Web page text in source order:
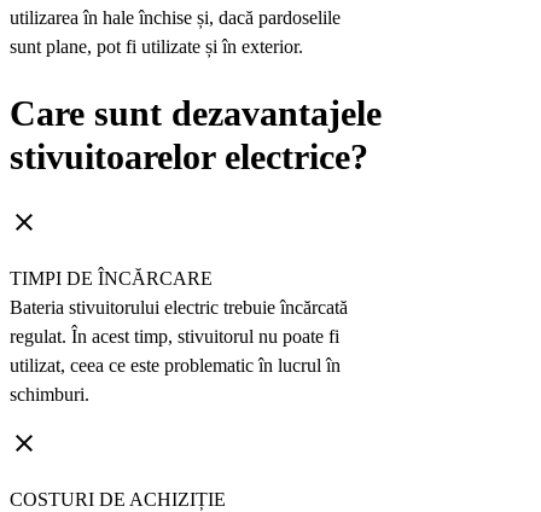
utilizarea în hale închise și, dacă pardoselile
sunt plane, pot fi utilizate și în exterior.
Care sunt dezavantajele
stivuitoarelor electrice?
clear
TIMPI DE ÎNCĂRCARE
Bateria stivuitorului electric trebuie încărcată
regulat. În acest timp, stivuitorul nu poate fi
utilizat, ceea ce este problematic în lucrul în
schimburi.
clear
COSTURI DE ACHIZIȚIE